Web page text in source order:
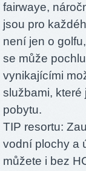
fairwaye,
jsou pro
není jen o
se může
vynikajícími
službami,
pobytu.
TIP resortu:
vodní plochy a
můžete i bez